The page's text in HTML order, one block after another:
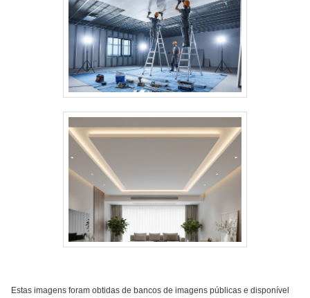
Estas imagens foram obtidas de bancos de imagens públicas e disponível